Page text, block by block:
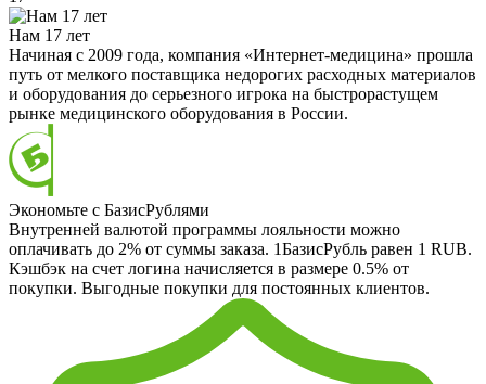
Нам 17 лет
Начиная с 2009 года, компания «Интернет-медицина» прошла
путь от мелкого поставщика недорогих расходных материалов
и оборудования до серьезного игрока на быстрорастущем
рынке медицинского оборудования в России.
Экономьте с БазисРублями
Внутренней валютой программы лояльности можно
оплачивать до 2% от суммы заказа. 1БазисРубль равен 1 RUB.
Кэшбэк на счет логина начисляется в размере 0.5% от
покупки. Выгодные покупки для постоянных клиентов.